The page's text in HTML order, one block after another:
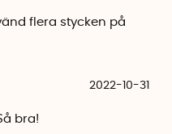
flera stycken på
2022-10-31
bra!